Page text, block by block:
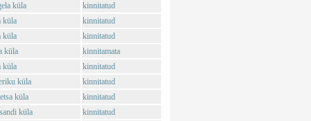
küla
kinnitatud
küla
kinnitatud
küla
kinnitatud
küla
kinnitamata
küla
kinnitatud
küla
kinnitatud
küla
kinnitatud
küla
kinnitatud